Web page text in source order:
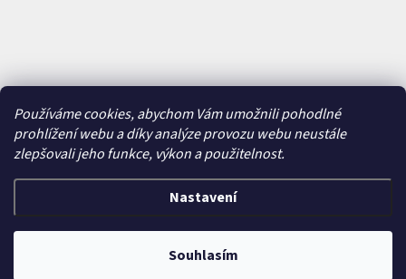
Používáme cookies, abychom Vám umožnili pohodlné
prohlížení webu a díky analýze provozu webu neustále
zlepšovali jeho funkce, výkon a použitelnost.
Nastavení
Souhlasím
Vytvořil Shoptet
Bajkavárna. Všechna práva vyhrazena.